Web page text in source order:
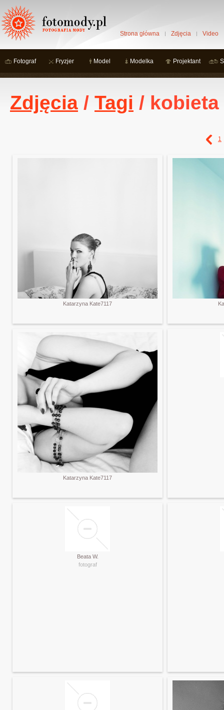
Strona główna Zdjęcia Video
Fotograf Fryzjer Model Modelka Projektant
Zdjęcia / Tagi / kobieta
1
Katarzyna Kate7117
Katarzyna Kate7117
Beata W.
fotograf